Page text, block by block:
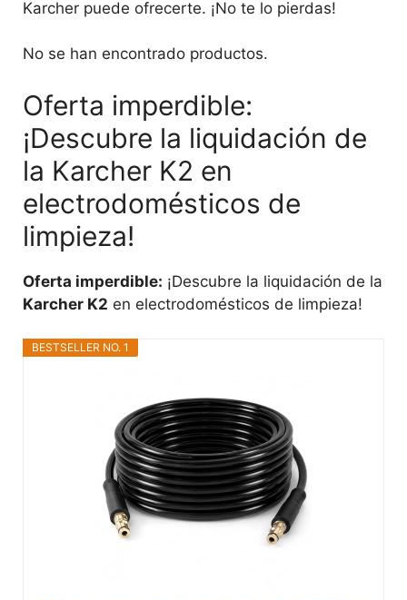
Karcher puede ofrecerte. ¡No te lo pierdas!
No se han encontrado productos.
Oferta imperdible:
¡Descubre la liquidación de
la Karcher K2 en
electrodomésticos de
limpieza!
Oferta imperdible: ¡Descubre la liquidación de la
Karcher K2 en electrodomésticos de limpieza!
BESTSELLER NO. 1